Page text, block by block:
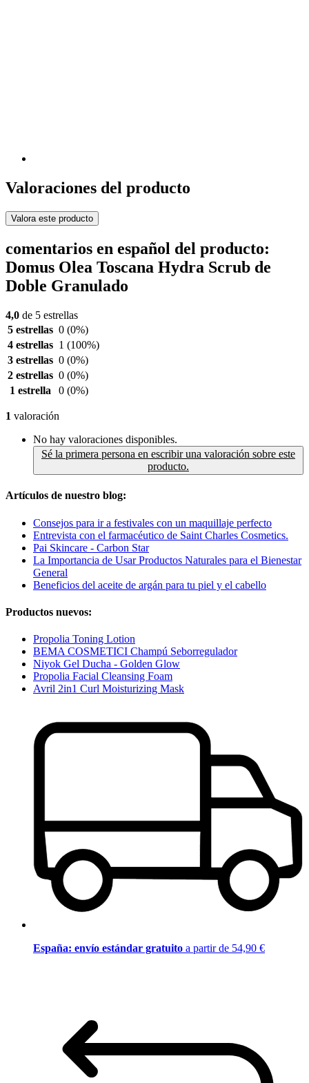
Valoraciones del producto
Valora este producto
comentarios en español del producto:
Domus Olea Toscana Hydra Scrub de
Doble Granulado
4,0 de 5 estrellas
5 estrellas 0 (0%)
4 estrellas 1 (100%)
3 estrellas 0 (0%)
2 estrellas 0 (0%)
1 estrella
0 (0%)
1 valoración
No hay valoraciones disponibles.
Sé la primera persona en escribir una valoración sobre este
producto.
Artículos de nuestro blog:
Consejos para ir a festivales con un maquillaje perfecto
Entrevista con el farmacéutico de Saint Charles Cosmetics.
Pai Skincare - Carbon Star
La Importancia de Usar Productos Naturales para el Bienestar
General
Beneficios del aceite de argán para tu piel y el cabello
Productos nuevos:
Propolia Toning Lotion
BEMA COSMETICI Champú Seborregulador
Niyok Gel Ducha - Golden Glow
Propolia Facial Cleansing Foam
Avril 2in1 Curl Moisturizing Mask
España: envío estándar gratuito a partir de 54,90 €